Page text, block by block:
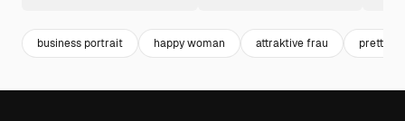
business portrait happy woman attraktive frau pretty